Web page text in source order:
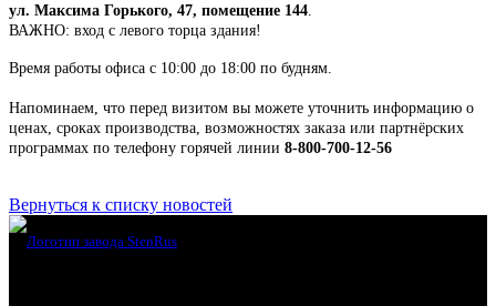
ул. Максима Горького, 47, помещение 144
ВАЖНО: вход с левого торца здания!
Время работы офиса с 10:00 до 18:00 по будням.
Напоминаем, что перед визитом вы можете уточнить информацию о
ценах, сроках производства, возможностях заказа или партнёрских
программах по телефону горячей линии 8-800-700-12-56
Вернуться к списку новостей